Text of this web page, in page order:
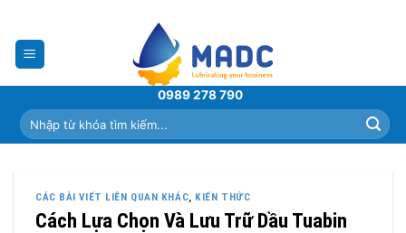
content
0989 278 790
Tìm
kiếm:
CÁC BÀI VIẾT LIÊN QUAN KHÁC, KIẾN THỨC
Cách Lựa Chọn Và Lưu Trữ Dầu Tuabin